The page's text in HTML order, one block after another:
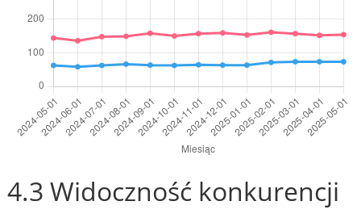
4.3 Widoczność konkurencji